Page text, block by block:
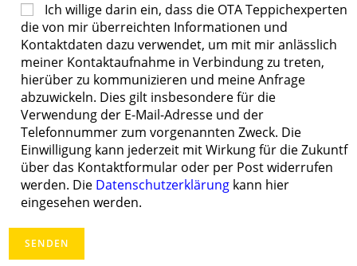
Ich willige darin ein, dass die OTA Teppichexperten
die von mir überreichten Informationen und
Kontaktdaten dazu verwendet, um mit mir anlässlich
meiner Kontaktaufnahme in Verbindung zu treten,
hierüber zu kommunizieren und meine Anfrage
abzuwickeln. Dies gilt insbesondere für die
Verwendung der E-Mail-Adresse und der
Telefonnummer zum vorgenannten Zweck. Die
Einwilligung kann jederzeit mit Wirkung für die Zukuntf
über das Kontaktformular oder per Post widerrufen
werden. Die Datenschutzerklärung kann hier
eingesehen werden.